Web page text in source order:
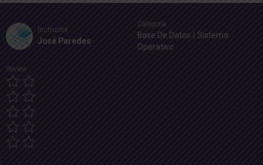
Instructor
José Paredes
Categoría
Base De Datos
Sistema
Operativo
Review